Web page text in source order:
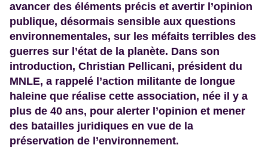
avancer des éléments précis et avertir l’opinion
publique, désormais sensible aux questions
environnementales, sur les méfaits terribles des
guerres sur l’état de la planète. Dans son
introduction, Christian Pellicani, président du
MNLE, a rappelé l’action militante de longue
haleine que réalise cette association, née il y a
plus de 40 ans, pour alerter l’opinion et mener
des batailles juridiques en vue de la
préservation de l’environnement.